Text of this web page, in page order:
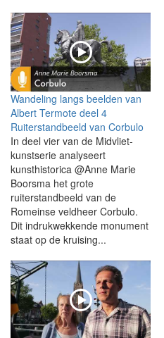
Wandeling langs beelden van
Albert Termote deel 4
Ruiterstandbeeld van Corbulo
In deel vier van de Midvliet-
kunstserie analyseert
kunsthistorica @Anne Marie
Boorsma het grote
ruiterstandbeeld van de
Romeinse veldheer Corbulo.
Dit indrukwekkende monument
staat op de kruising...